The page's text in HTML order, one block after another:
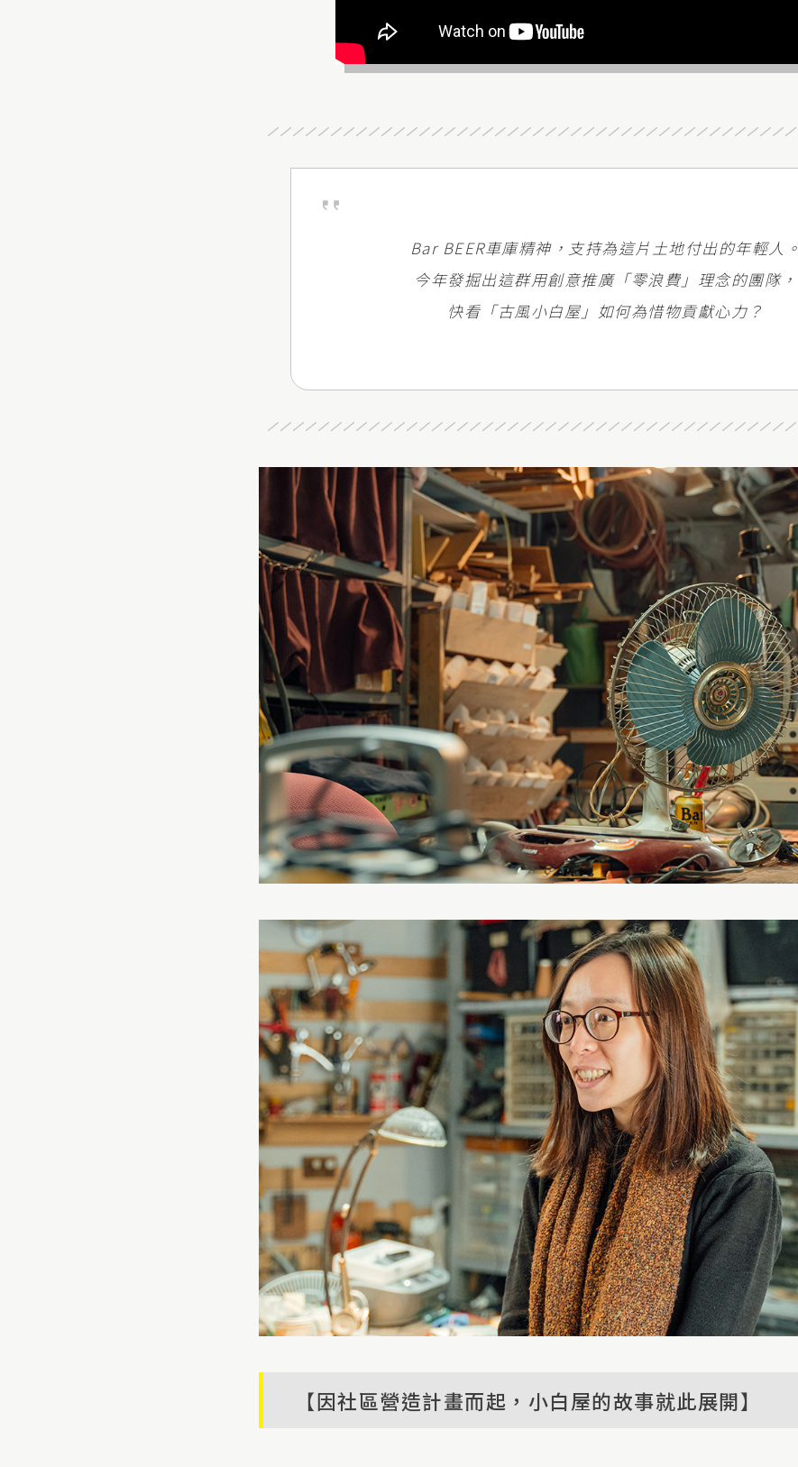
Bar BEER車庫精神，支持為這片土地付出的年輕人。
今年發掘出這群用創意推廣「零浪費」理念的團隊，
快看「古風小白屋」如何為惜物貢獻心力？
【因社區營造計畫而起，小白屋的故事就此展開】